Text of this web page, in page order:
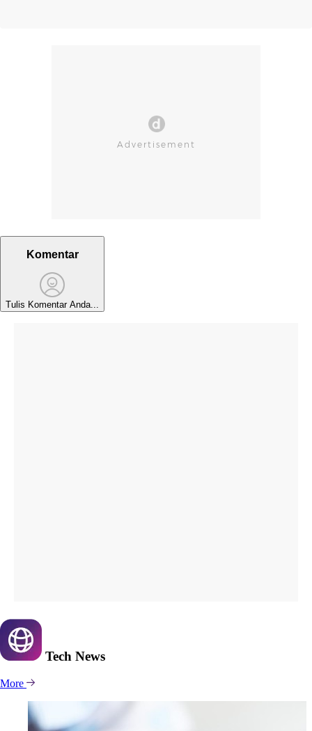
Komentar
Tulis Komentar Anda...
Tech News
More